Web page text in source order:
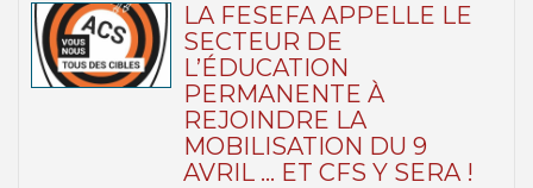
LA FESEFA APPELLE LE
SECTEUR DE
L’ÉDUCATION
PERMANENTE À
REJOINDRE LA
MOBILISATION DU 9
AVRIL … ET CFS Y SERA !